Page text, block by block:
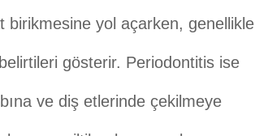
yol açarken, genellikle
gösterir. Periodontitis ise
ve diş etlerinde çekilmeye